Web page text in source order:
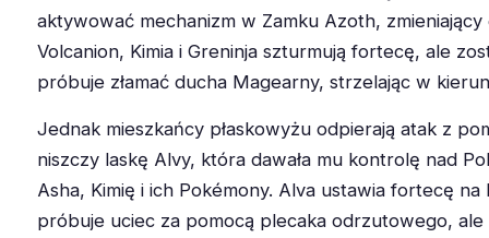
aktywować mechanizm w Zamku Azoth,
Volcanion, Kimia i Greninja szturmują fortecę, ale
próbuje złamać ducha Magearny, strzelając w
Jednak mieszkańcy płaskowyżu odpierają atak z
niszczy laskę Alvy, która dawała mu kontrolę nad
Asha, Kimię i ich Pokémony. Alva ustawia fortecę
próbuje uciec za pomocą plecaka odrzutowego, ale